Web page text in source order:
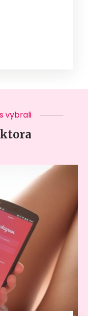
vybrali